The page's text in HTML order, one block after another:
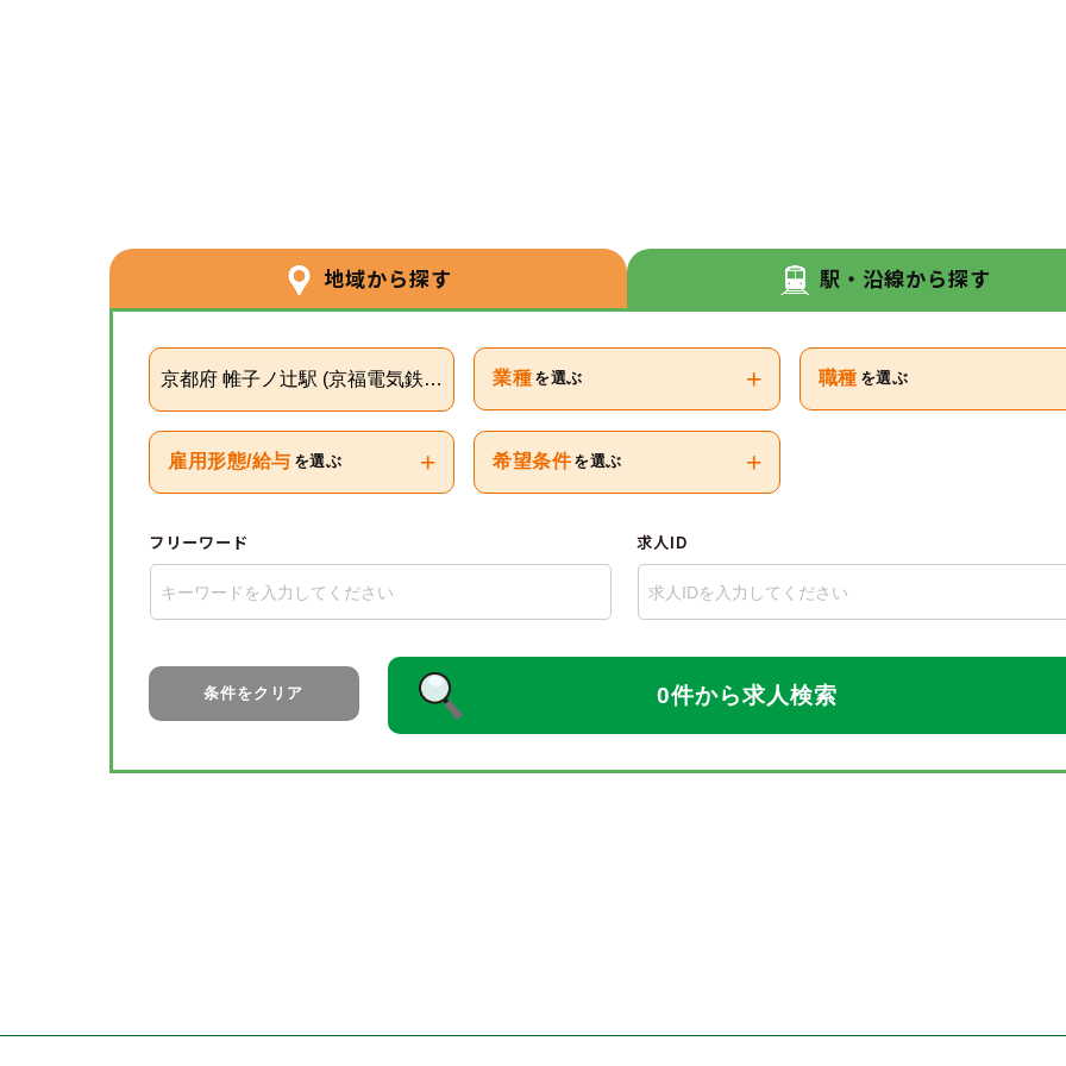
地域から探す 駅・沿線から探す
京都府 帷子ノ辻駅 (京福電気鉄道嵐山本線)
業種 を選ぶ + 職種 を選ぶ
雇用形態/給与 を選ぶ + 希望条件 を選ぶ +
フリーワード 求人ID
条件をクリア 0件から求人検索